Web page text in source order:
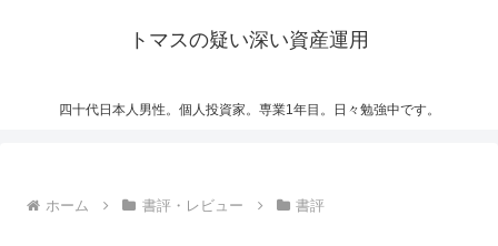
トマスの疑い深い資産運用
四十代日本人男性。個人投資家。専業1年目。日々勉強中です。
ホーム 書評・レビュー 書評